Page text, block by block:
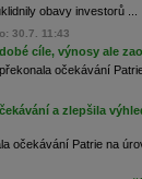
obavy investorů ...
30.7. 11:43
cíle, výnosy ale
očekávání Patrie
a zlepšila
očekávání Patrie na